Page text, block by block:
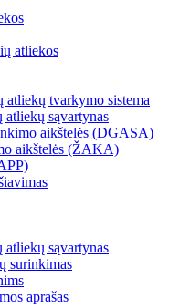
atliekos
tvarkymo sistema
sąvartynas
aikštelės (DGASA)
aikštelės (ŽAKA)
sąvartynas
surinkimas
aprašas